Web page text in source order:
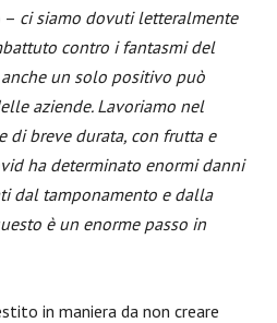
– ci siamo dovuti letteralmente
contro i fantasmi del
un solo positivo può
aziende. Lavoriamo nel
di breve durata, con frutta e
ha determinato enormi danni
dal tamponamento e dalla
è un enorme passo in
in maniera da non creare